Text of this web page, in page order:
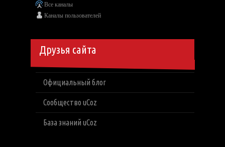
Все каналы
Каналы пользователей
Друзья сайта
Официальный блог
Сообщество uCoz
База знаний uCoz